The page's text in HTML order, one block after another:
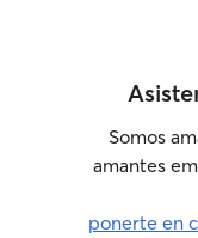
Somos
amantes
ponerte en